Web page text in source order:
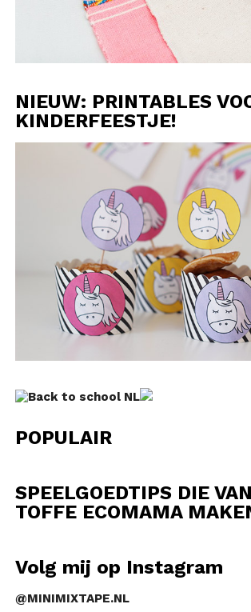
NIEUW: PRINTABLES
KINDERFEESTJE!
POPULAIR
SPEELGOEDTIPS DIE
TOFFE ECOMAMA
Volg mij op Instagram
@MINIMIXTAPE.NL